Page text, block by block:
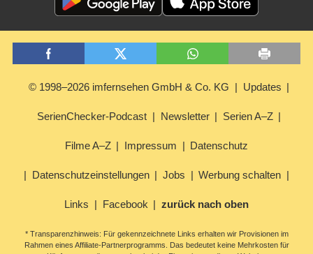
© 1998–2026 imfernsehen GmbH & Co. KG Updates
SerienChecker-Podcast Newsletter Serien A–Z
Filme A–Z Impressum Datenschutz
Datenschutzeinstellungen Jobs Werbung schalten
Links Facebook zurück nach oben
* Transparenzhinweis: Für gekennzeichnete Links erhalten wir Provisionen im
Rahmen eines Affiliate-Partnerprogramms. Das bedeutet keine Mehrkosten für